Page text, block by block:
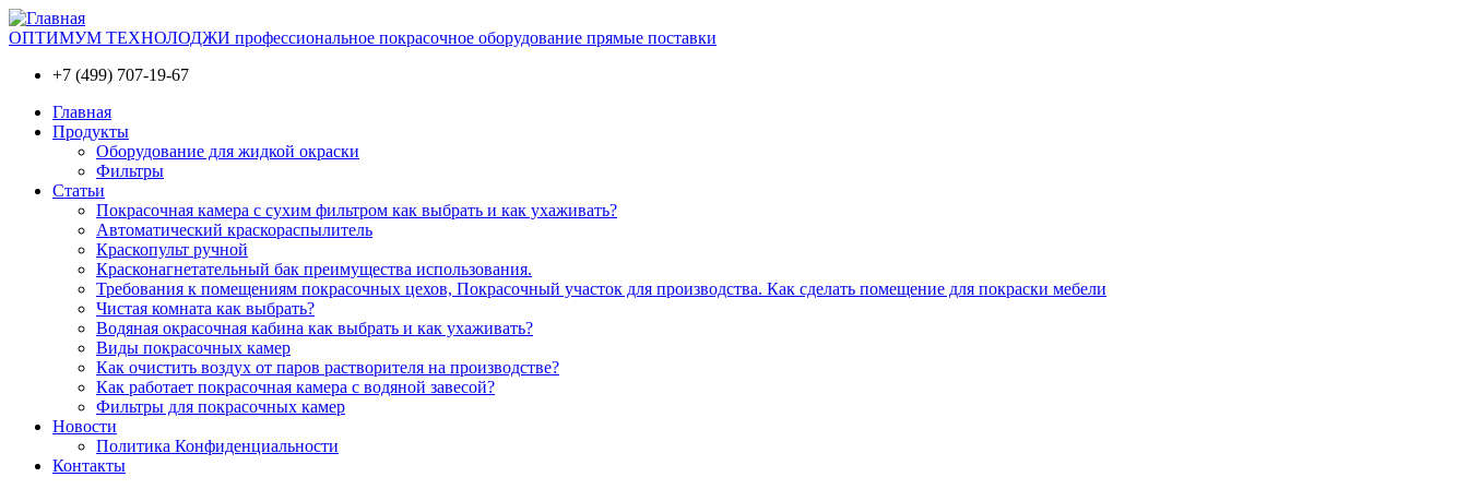
ОПТИМУМ ТЕХНОЛОДЖИ профессиональное покрасочное оборудование прямые поставки
+7 (499) 707-19-67
Главная
Продукты
Оборудование для жидкой окраски
Фильтры
Статьи
Покрасочная камера с сухим фильтром как выбрать и как ухаживать?
Автоматический краскораспылитель
Краскопульт ручной
Красконагнетательный бак преимущества использования.
Требования к помещениям покрасочных цехов, Покрасочный участок для производства. Как сделать помещение для покраски мебели
Чистая комната как выбрать?
Водяная окрасочная кабина как выбрать и как ухаживать?
Виды покрасочных камер
Как очистить воздух от паров растворителя на производстве?
Как работает покрасочная камера с водяной завесой?
Фильтры для покрасочных камер
Новости
Политика Конфиденциальности
Контакты